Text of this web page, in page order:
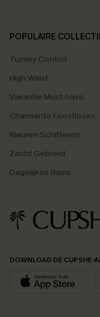
POPULAIRE
Tummy Control
High Waist
Vakantie Must-have
Charmante Feestlooks
Kleuren Schitteren
Zacht Gebreid
Dagelijkse Basis
DOWNLOAD DE CUPSHE-